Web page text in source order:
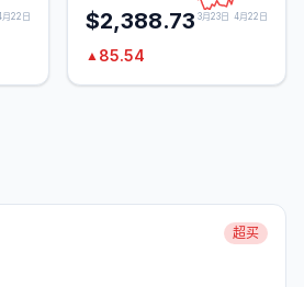
月22日 $2,388.73 3月23日 4月22日
▲ 85.54
超买